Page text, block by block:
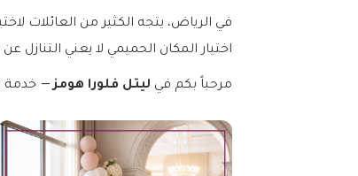
في الرياض، يتجه الكثير من العائلات
اختيار المكان الحميمي لا يعني التنازل
مرحباً بكم في ليتل فلورا هومز — خدمة